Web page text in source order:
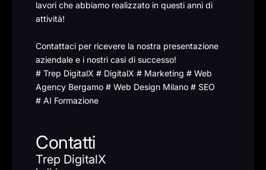
lavori che abbiamo realizzato in questi anni di
attività!
Contattaci per ricevere la nostra presentazione
aziendale e i nostri casi di successo!
# Trep DigitalX # DigitalX # Marketing # Web
Agency Bergamo # Web Design Milano # SEO
# AI Formazione
Contatti
Trep DigitalX